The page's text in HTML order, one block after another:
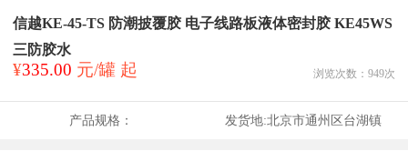
信越KE-45-TS 防潮披覆胶 电子线路板液体密封胶 KE45WS
三防胶水
¥335.00 元/罐 起 浏览次数： 949次
产品规格： 发货地:北京市通州区台湖镇